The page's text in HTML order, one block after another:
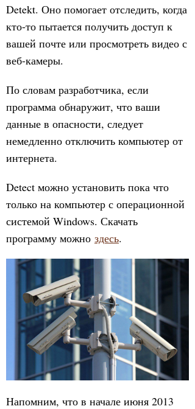
Detekt. Оно помогает отследить, когда
кто-то пытается получить доступ к
вашей почте или просмотреть видео с
веб-камеры.
По словам разработчика, если
программа обнаружит, что ваши
данные в опасности, следует
немедленно отключить компьютер от
интернета.
Detect можно установить пока что
только на компьютер с операционной
системой Windows. Скачать
программу можно здесь.
Напомним, что в начале июня 2013